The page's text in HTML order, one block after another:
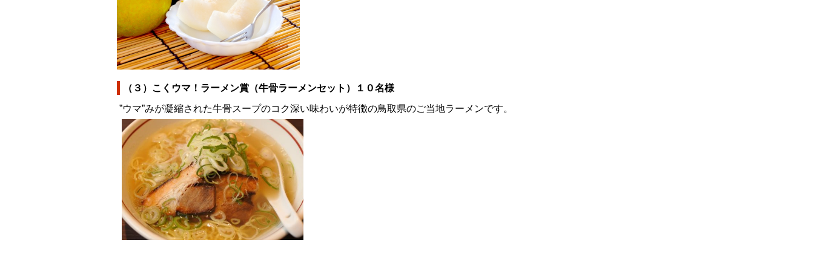
（３）こくウマ！ラーメン賞（牛骨ラーメンセット）１０名様
”ウマ”みが凝縮された牛骨スープのコク深い味わいが特徴の鳥取県のご当地ラーメンです。